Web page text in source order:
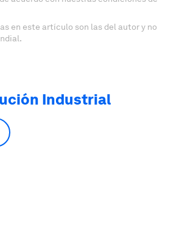
en este artículo son las del autor y no
Industrial